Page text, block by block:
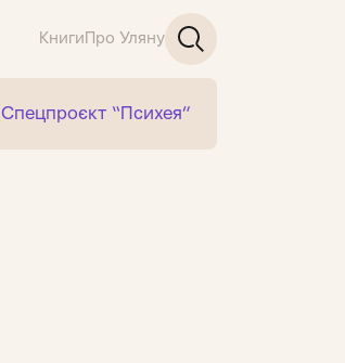
Книги Про Уляну
Спецпроєкт “Психея”